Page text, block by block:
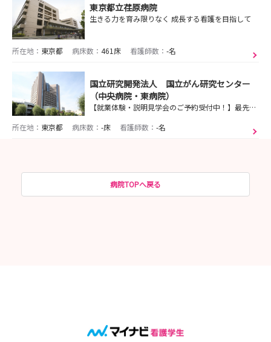
東京都立荏原病院
生きる力を育み限りなく 成長する看護を目指して
所在地： 東京都 病床数： 461床 看護師数： -名
国立研究開発法人 国立がん研究センター
（中央病院・東病院）
【就業体験・説明見学会のご予約受付中！】最先端のがん治療を学べる！『看護師としての成長』はもちろん、『がん看護の実践者としての成長』を目指せます！
所在地： 東京都 病床数： -床 看護師数： -名
病院TOPへ戻る